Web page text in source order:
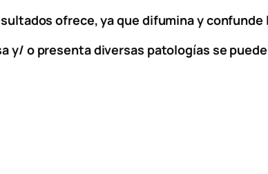
ofrece, ya que difumina y
y/ o presenta diversas patologías se